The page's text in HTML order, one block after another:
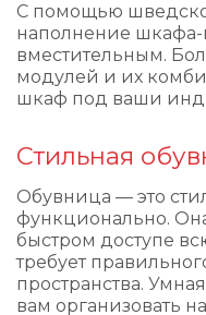
С помощью
наполнение шкафа-
вместительным.
модулей и их
шкаф под ваши
Стильная
Обувница — это
функционально.
быстром доступе
требует
пространства.
вам организовать